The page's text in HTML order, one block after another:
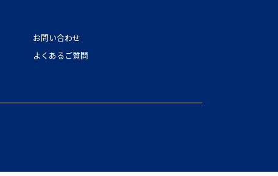
お問い合わせ
よくあるご質問